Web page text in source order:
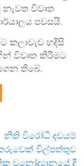
නැවත විවෘත
පවසයි.
කලාවැව හදිසි
විවෘත කිරීමට
තිබේ.
නීති විරෝධී දඩයම්
විල්පත්තුව
වනෝද්‍යානයේ දී